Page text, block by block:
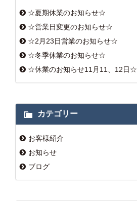
☆夏期休業のお知らせ☆
☆営業日変更のお知らせ☆
☆2月23日営業のお知らせ☆
☆冬季休業のお知らせ☆
☆休業のお知らせ11月11、12日☆
カテゴリー
お客様紹介
お知らせ
ブログ